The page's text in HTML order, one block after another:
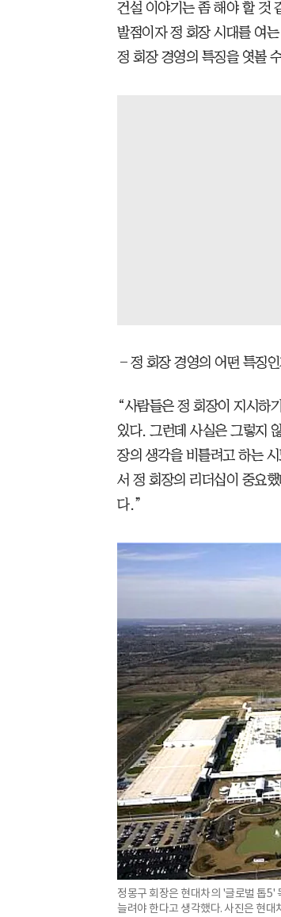
건설 이야기는 좀 해야 할 것
발점이자 정 회장 시대를 여
정 회장 경영의 특징을 엿볼
―정 회장 경영의 어떤 특징
“사람들은 정 회장이 지시하
있다. 그런데 사실은 그렇지
장의 생각을 비틀려고 하는
서 정 회장의 리더십이 중요
다.”
정몽구 회장은 현대차의 '글로벌 톱5'
늘려야 한다고 생각했다. 사진은 현